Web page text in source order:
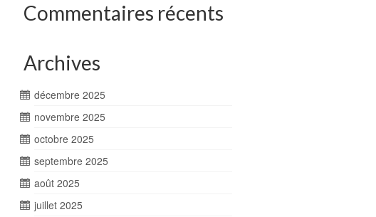
Commentaires récents
Archives
décembre 2025
novembre 2025
octobre 2025
septembre 2025
août 2025
juillet 2025